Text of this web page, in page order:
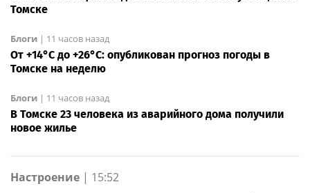
Томске
Блоги | 11 часов назад
От +14°С до +26°С: опубликован прогноз погоды в
Томске на неделю
Блоги | 11 часов назад
В Томске 23 человека из аварийного дома получили
новое жилье
Настроение | 15:52